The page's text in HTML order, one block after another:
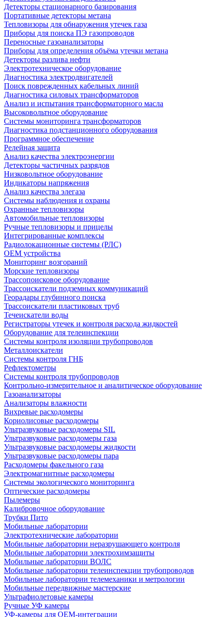
Детекторы стационарного базирования
Портативные детекторы метана
Тепловизоры для обнаружения утечек газа
Приборы для поиска ПЭ газопроводов
Переносные газоанализаторы
Приборы для определения объёма утечки метана
Детекторы разлива нефти
Электротехническое оборудование
Диагностика электродвигателей
Поиск поврежденных кабельных линий
Диагностика силовых трансформаторов
Анализ и испытания трансформаторного масла
Высоковольтное оборудование
Системы мониторинга трансформаторов
Диагностика подстанционного оборудования
Программное обеспечение
Релейная защита
Анализ качества электроэнергии
Детекторы частичных разрядов
Низковольтное оборудование
Индикаторы напряжения
Анализ качества элегаза
Системы наблюдения и охраны
Охранные тепловизоры
Автомобильные тепловизоры
Ручные тепловизоры и прицелы
Интегрированные комплексы
Радиолокационные системы (РЛС)
OEM устройства
Мониторинг возгораний
Морские тепловизоры
Трассопоисковое оборудование
Трассоискатели подземных коммуникаций
Георадары глубинного поиска
Трассоискатели пластиковых труб
Течеискатели воды
Регистраторы утечек и контроля расхода жидкостей
Оборудование для телеинспекции
Cистемы контроля изоляции трубопроводов
Металлоискатели
Системы контроля ГНБ
Рефлектометры
Системы контроля трубопроводов
Контрольно-измерительное и аналитическое оборудование
Газоанализаторы
Анализаторы влажности
Вихревые расходомеры
Кориолисовые расходомеры
Ультразвуковые расходомеры SIL
Ультразвуковые расходомеры газа
Ультразвуковые расходомеры жидкости
Ультразвуковые расходомеры пара
Расходомеры факельного газа
Электромагнитные расходомеры
Системы экологического мониторинга
Оптические расходомеры
Пылемеры
Калибровочное оборудование
Трубки Пито
Мобильные лаборатории
Электротехнические лаборатории
Мобильные лаборатории неразрушающего контроля
Мобильные лаборатории электрохимзащиты
Мобильные лаборатории ВОЛС
Мобильные лаборатории телеинспекции трубопроводов
Мобильные лаборатории телемеханики и метрологии
Мобильные передвижные мастерские
Ультрафиолетовые камеры
Ручные УФ камеры
УФ-камеры для OEM-интеграции